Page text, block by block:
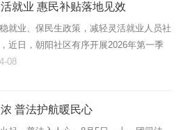
就业 惠民补贴落地见效
就业、保民生政策，减轻灵活就业人员社
近日，朝阳社区有序开展2026年第一季
业社保补贴申请工作，以贴心服务打通民
08
普法护航暖民心